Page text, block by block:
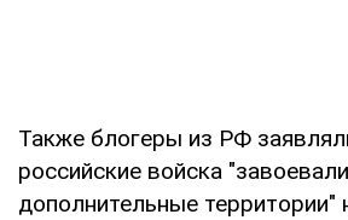
Также блогеры из РФ
российские войска "завоевали
дополнительные территории"